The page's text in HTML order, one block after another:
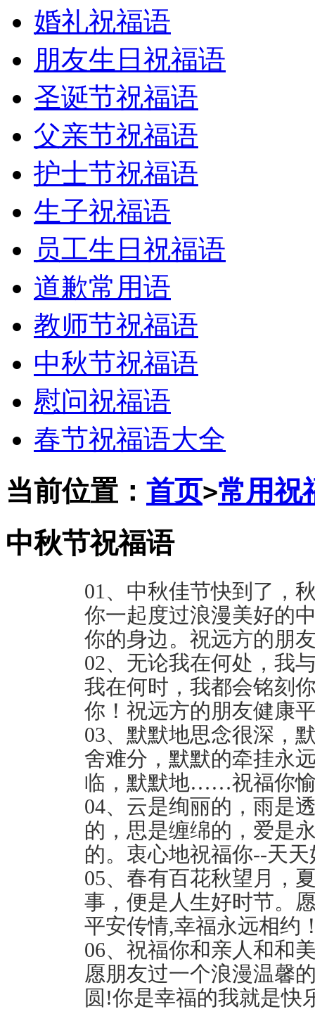
婚礼祝福语
朋友生日祝福语
圣诞节祝福语
父亲节祝福语
护士节祝福语
生子祝福语
员工生日祝福语
道歉常用语
教师节祝福语
中秋节祝福语
慰问祝福语
春节祝福语大全
当前位置： 首页>常用祝
中秋节祝福语
01、中秋佳节快到了，
你一起度过浪漫美好的
你的身边。祝远方的朋
02、无论我在何处，我
我在何时，我都会铭刻
你！祝远方的朋友健康
03、默默地思念很深，
舍难分，默默的牵挂永
临，默默地……祝福你
04、云是绚丽的，雨是
的，思是缠绵的，爱是
的。衷心地祝福你--天
05、春有百花秋望月，
事，便是人生好时节。
平安传情,幸福永远相约
06、祝福你和亲人和和
愿朋友过一个浪漫温馨
圆!你是幸福的我就是快